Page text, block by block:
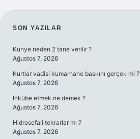
SIDEBAR
SON YAZILAR
Künye neden 2 tane verilir ?
Ağustos 7, 2026
Kurtlar vadisi kumarhane baskını gerçek mi ?
Ağustos 7, 2026
Inkübe etmek ne demek ?
Ağustos 7, 2026
Hidrosefali tekrarlar mı ?
Ağustos 7, 2026